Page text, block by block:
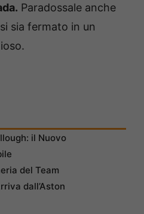
Paradossale anche
sia fermato in un
il Nuovo
del Team
dall’Aston